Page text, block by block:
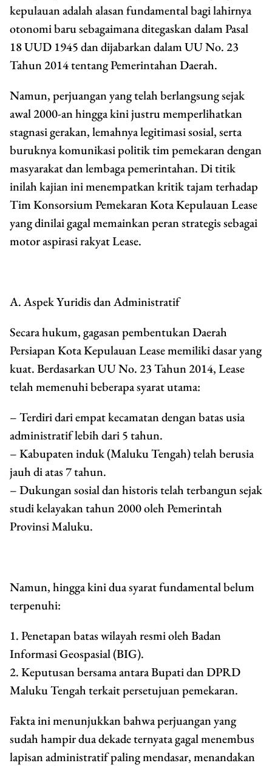
kepulauan adalah alasan fundamental bagi lahirnya
otonomi baru sebagaimana ditegaskan dalam Pasal
18 UUD 1945 dan dijabarkan dalam UU No. 23
Tahun 2014 tentang Pemerintahan Daerah.
Namun, perjuangan yang telah berlangsung sejak
awal 2000-an hingga kini justru memperlihatkan
stagnasi gerakan, lemahnya legitimasi sosial, serta
buruknya komunikasi politik tim pemekaran dengan
masyarakat dan lembaga pemerintahan. Di titik
inilah kajian ini menempatkan kritik tajam terhadap
Tim Konsorsium Pemekaran Kota Kepulauan Lease
yang dinilai gagal memainkan peran strategis sebagai
motor aspirasi rakyat Lease.
A. Aspek Yuridis dan Administratif
Secara hukum, gagasan pembentukan Daerah
Persiapan Kota Kepulauan Lease memiliki dasar yang
kuat. Berdasarkan UU No. 23 Tahun 2014, Lease
telah memenuhi beberapa syarat utama:
– Terdiri dari empat kecamatan dengan batas usia
administratif lebih dari 5 tahun.
– Kabupaten induk (Maluku Tengah) telah berusia
jauh di atas 7 tahun.
– Dukungan sosial dan historis telah terbangun sejak
studi kelayakan tahun 2000 oleh Pemerintah
Provinsi Maluku.
Namun, hingga kini dua syarat fundamental belum
terpenuhi:
1. Penetapan batas wilayah resmi oleh Badan
Informasi Geospasial (BIG).
2. Keputusan bersama antara Bupati dan DPRD
Maluku Tengah terkait persetujuan pemekaran.
Fakta ini menunjukkan bahwa perjuangan yang
sudah hampir dua dekade ternyata gagal menembus
lapisan administratif paling mendasar, menandakan